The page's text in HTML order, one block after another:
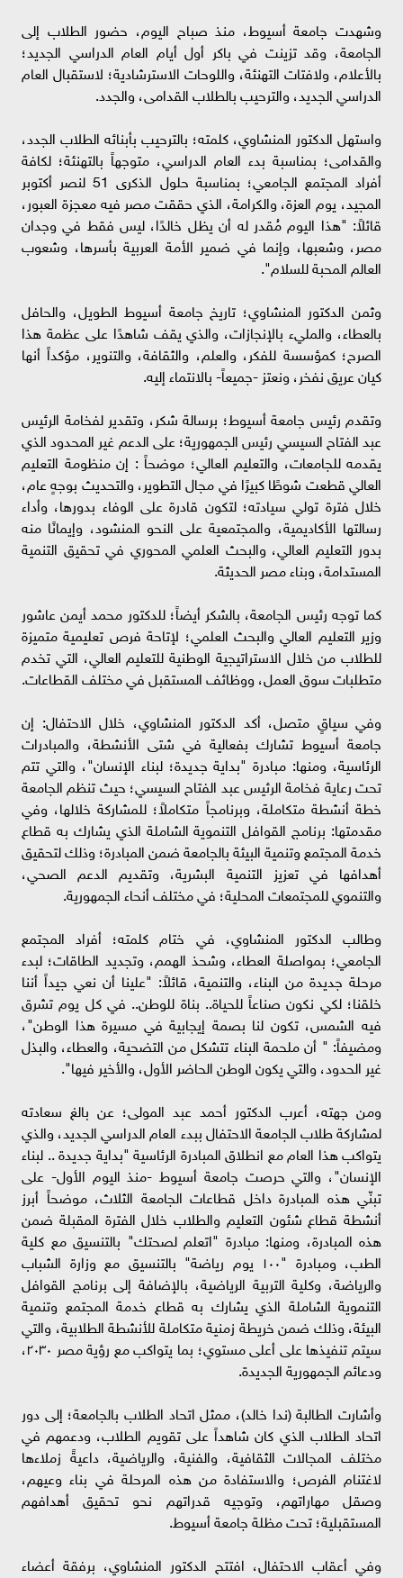
وشهدت جامعة أسيوط، منذ صباح اليوم، حضور الطلاب إلى
الجامعة، وقد تزينت في باكر أول أيام العام الدراسي الجديد؛
بالأعلام، ولافتات التهنئة، واللوحات الاسترشادية؛ لاستقبال العام
الدراسي الجديد، والترحيب بالطلاب القدامى، والجدد.
واستهل الدكتور المنشاوي، كلمته؛ بالترحيب بأبنائه الطلاب الجدد،
والقدامى؛ بمناسبة بدء العام الدراسي، متوجهاً بالتهنئة؛ لكافة
أفراد المجتمع الجامعي؛ بمناسبة حلول الذكرى 51 لنصر أكتوبر
المجيد، يوم العزة، والكرامة، الذي حققت مصر فيه معجزة العبور،
قائلاً: "هذا اليوم مُقدر له أن يظل خالدًا، ليس فقط في وجدان
مصر، وشعبها، وإنما في ضمير الأمة العربية بأسرها، وشعوب
العالم المحبة للسلام".
وثمن الدكتور المنشاوي؛ تاريخ جامعة أسيوط الطويل، والحافل
بالعطاء، والمليء بالإنجازات، والذي يقف شاهدًا على عظمة هذا
الصرح؛ كمؤسسة للفكر، والعلم، والثقافة، والتنوير، مؤكداً أنها
كيان عريق نفخر، ونعتز -جميعاً- بالانتماء إليه.
وتقدم رئيس جامعة أسيوط؛ برسالة شكر، وتقدير لفخامة الرئيس
عبد الفتاح السيسي رئيس الجمهورية؛ على الدعم غير المحدود الذي
يقدمه للجامعات، والتعليم العالي؛ موضحاً : إن منظومة التعليم
العالي قطعت شوطًا كبيرًا في مجال التطوير، والتحديث بوجهٍ عام،
خلال فترة تولي سيادته؛ لتكون قادرة على الوفاء بدورها، وأداء
رسالتها الأكاديمية، والمجتمعية على النحو المنشود، وإيمانًا منه
بدور التعليم العالي، والبحث العلمي المحوري في تحقيق التنمية
المستدامة، وبناء مصر الحديثة.
كما توجه رئيس الجامعة، بالشكر أيضاً؛ للدكتور محمد أيمن عاشور
وزير التعليم العالي والبحث العلمي؛ لإتاحة فرص تعليمية متميزة
للطلاب من خلال الاستراتيجية الوطنية للتعليم العالي، التي ‏تخدم
متطلبات سوق العمل، ووظائف المستقبل في مختلف القطاعات.
وفي سياقٍ متصل، أكد الدكتور المنشاوي، خلال الاحتفال: إن
جامعة أسيوط تشارك بفعالية في شتى الأنشطة، والمبادرات
الرئاسية، ومنها: مبادرة "بداية جديدة؛ لبناء الإنسان"، والتي تتم
تحت رعاية فخامة الرئيس عبد الفتاح السيسي؛ حيث تنظم الجامعة
خطة أنشطة متكاملة، وبرنامجاً متكاملاً؛ للمشاركة خلالها، وفي
مقدمتها: برنامج القوافل التنموية الشاملة الذي يشارك به قطاع
خدمة المجتمع وتنمية البيئة بالجامعة ضمن المبادرة؛ وذلك لتحقيق
أهدافها في تعزيز التنمية البشرية، وتقديم الدعم الصحي،
والتنموي للمجتمعات المحلية؛ في مختلف أنحاء الجمهورية.
وطالب الدكتور المنشاوي، في ختام كلمته؛ أفراد المجتمع
الجامعي؛ بمواصلة العطاء، وشحذ الهمم، وتجديد الطاقات؛ لبدء
مرحلة جديدة من البناء، والتنمية، قائلاً: "علينا أن نعي جيداً أننا
خلقنا؛ لكي نكون صناعاً للحياة.. بناة للوطن.. في كل يوم تشرق
فيه الشمس، تكون لنا بصمة إيجابية في مسيرة هذا الوطن"،
ومضيفاً: " أن ملحمة البناء تتشكل من التضحية، والعطاء، والبذل
غير الحدود، والتي يكون الوطن الحاضر الأول، والأخير فيها".
ومن جهته، أعرب الدكتور أحمد عبد المولى؛ عن بالغ سعادته
لمشاركة طلاب الجامعة الاحتفال ببدء العام الدراسي الجديد، والذي
يتواكب هذا العام مع انطلاق المبادرة الرئاسية "بداية جديدة .. لبناء
الإنسان"، والتي حرصت جامعة أسيوط -منذ اليوم الأول- على
تبنّي هذه المبادرة داخل قطاعات الجامعة الثلاث، موضحاً أبرز
أنشطة قطاع شئون التعليم والطلاب خلال الفترة المقبلة ضمن
هذه المبادرة، ومنها: مبادرة "اتعلم لصحتك" بالتنسيق مع كلية
الطب، ومبادرة "١٠٠ يوم رياضة" بالتنسيق مع وزارة الشباب
والرياضة، وكلية التربية الرياضية، بالإضافة إلى برنامج القوافل
التنموية الشاملة الذي يشارك به قطاع خدمة المجتمع وتنمية
البيئة، وذلك ضمن خريطة زمنية متكاملة للأنشطة الطلابية، والتي
سيتم تنفيذها على أعلى مستوي؛ بما يتواكب مع رؤية مصر ٢٠٣٠،
ودعائم الجمهورية الجديدة.
وأشارت الطالبة (ندا خالد)، ممثل اتحاد الطلاب بالجامعة؛ إلى دور
اتحاد الطلاب الذي كان شاهداً على تقويم الطلاب، ودعمهم في
مختلف المجالات الثقافية، والفنية، والرياضية، داعيةً زملاءها
لاغتنام الفرص؛ والاستفادة من هذه المرحلة في بناء وعيهم،
وصقل مهاراتهم، وتوجيه قدراتهم نحو تحقيق أهدافهم
المستقبلية؛ تحت مظلة جامعة أسيوط.
وفي أعقاب الاحتفال، افتتح الدكتور المنشاوي، برفقة أعضاء